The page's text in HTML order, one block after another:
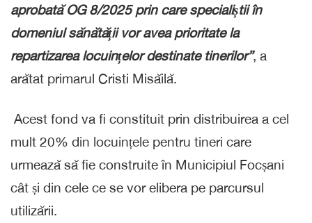
aprobată OG 8/2025 prin care specialiștii în
domeniul sănătății vor avea prioritate la
repartizarea locuințelor destinate tinerilor”, a
arătat primarul Cristi Misăilă.
Acest fond va fi constituit prin distribuirea a cel
mult 20% din locuințele pentru tineri care
urmează să fie construite în Municipiul Focșani
cât și din cele ce se vor elibera pe parcursul
utilizării.